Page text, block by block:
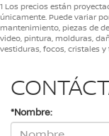
1 Los precios están
únicamente. Puede variar
mantenimiento, piezas de
video, pintura, molduras,
vestiduras, focos, cristales y
*Nombre: